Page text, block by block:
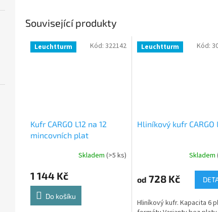
Související produkty
Leuchtturm
Kufr CARGO L12 na 12
mincovních plat
Skladem (>5 ks)
1 144 Kč
Do košíku
Kód: 322142 Leuchtturm
Hliníkový kufr CARGO
Skladem
od 728 Kč
Hliníkový kufr. Kapacita 6
Kód: